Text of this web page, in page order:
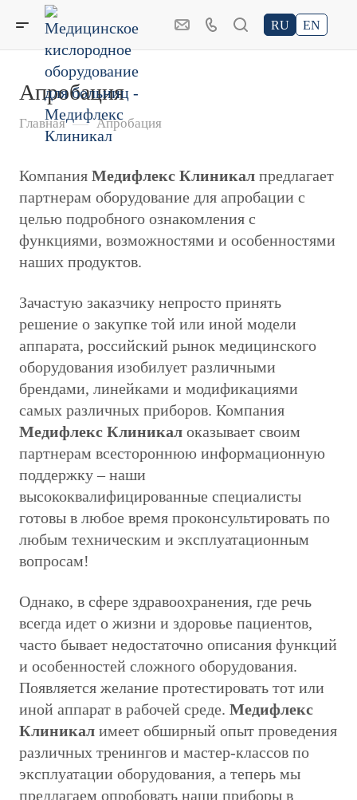
RU EN
Апробация
Главная — Апробация
Компания Медифлекс Клиникал предлагает
партнерам оборудование для апробации с
целью подробного ознакомления с
функциями, возможностями и особенностями
наших продуктов.
Зачастую заказчику непросто принять
решение о закупке той или иной модели
аппарата, российский рынок медицинского
оборудования изобилует различными
брендами, линейками и модификациями
самых различных приборов. Компания
Медифлекс Клиникал оказывает своим
партнерам всестороннюю информационную
поддержку – наши
высококвалифицированные специалисты
готовы в любое время проконсультировать по
любым техническим и эксплуатационным
вопросам!
Однако, в сфере здравоохранения, где речь
всегда идет о жизни и здоровье пациентов,
часто бывает недостаточно описания функций
и особенностей сложного оборудования.
Появляется желание протестировать тот или
иной аппарат в рабочей среде. Медифлекс
Клиникал имеет обширный опыт проведения
различных тренингов и мастер-классов по
эксплуатации оборудования, а теперь мы
предлагаем опробовать наши приборы в